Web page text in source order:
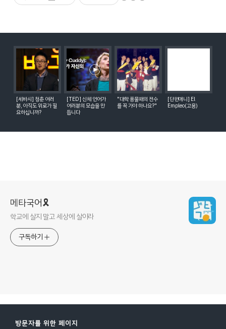
[세바시] 청춘 여러
분, 아직도 위로가 필
요하십니까?
[TED] 신체 언어가
여러분의 모습을 만
듭니다
"대학 풍물패의 전수
를 꼭 가야 하나요?"
[단편애니] El
Empleo(고용)
메타국어🎗
학교에 살지 말고 세상에 살아라
구독하기
방문자를 위한 페이지